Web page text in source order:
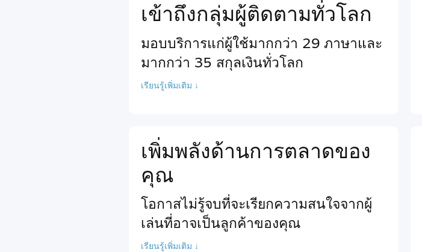
เข้าถึงกลุ่มผู้ติดตามทั่วโลก
มอบบริการแก่ผู้ใช้มากกว่า 29 ภาษาและ
มากกว่า 35 สกุลเงินทั่วโลก
เรียนรู้เพิ่มเติม ↓
เพิ่มพลังด้านการตลาดของ
คุณ
โอกาสไม่รู้จบที่จะเรียกความสนใจจากผู้
เล่นที่อาจเป็นลูกค้าของคุณ
เรียนรู้เพิ่มเติม ↓